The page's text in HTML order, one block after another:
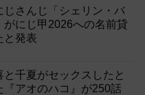
じさんじ「シェリン・バ
がにじ甲2026への名前貸
と発表
と千夏がセックスしたと
『アオのハコ』が250話